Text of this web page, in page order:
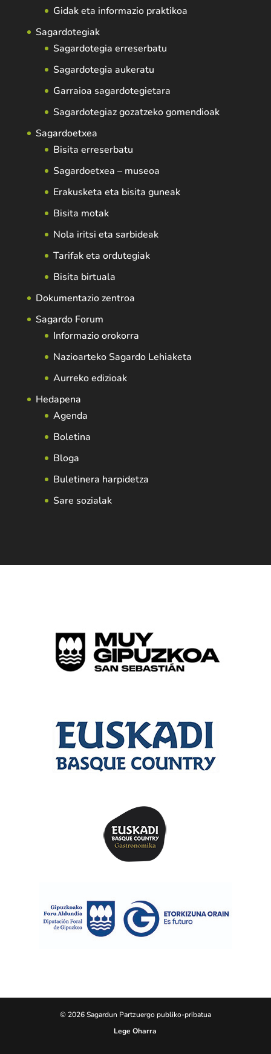
Gidak eta informazio praktikoa
Sagardotegiak
Sagardotegia erreserbatu
Sagardotegia aukeratu
Garraioa sagardotegietara
Sagardotegiaz gozatzeko gomendioak
Sagardoetxea
Bisita erreserbatu
Sagardoetxea – museoa
Erakusketa eta bisita guneak
Bisita motak
Nola iritsi eta sarbideak
Tarifak eta ordutegiak
Bisita birtuala
Dokumentazio zentroa
Sagardo Forum
Informazio orokorra
Nazioarteko Sagardo Lehiaketa
Aurreko edizioak
Hedapena
Agenda
Boletina
Bloga
Buletinera harpidetza
Sare sozialak
© 2026 Sagardun Partzuergo publiko-pribatua
Lege Oharra